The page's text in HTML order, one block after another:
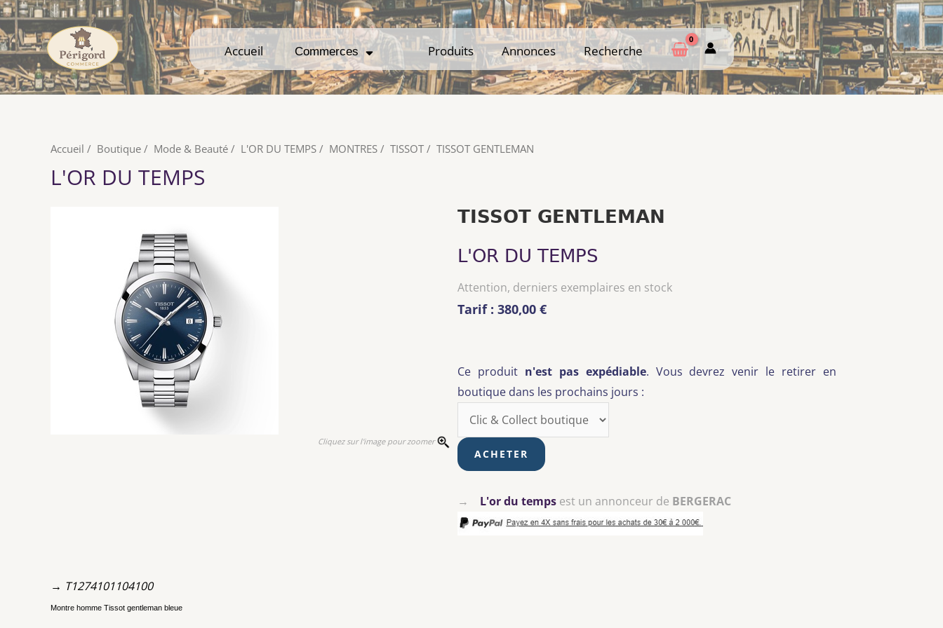
Accueil Commerces Produits Annonces Recherche
Accueil Commerces Produits Annonces Recherche
Accueil / Boutique / Mode & Beauté / L'OR DU TEMPS / MONTRES / TISSOT / TISSOT GENTLEMAN
L'OR DU TEMPS
Cliquez sur l'image pour zoomer
TISSOT GENTLEMAN
L'OR DU TEMPS
Attention, derniers exemplaires en stock
Tarif : 380,00 €
Ce produit n'est pas expédiable. Vous devrez venir le retirer en
boutique dans les prochains jours :
→ L'or du temps est un annonceur de BERGERAC
→ T1274101104100
Montre homme Tissot gentleman bleue